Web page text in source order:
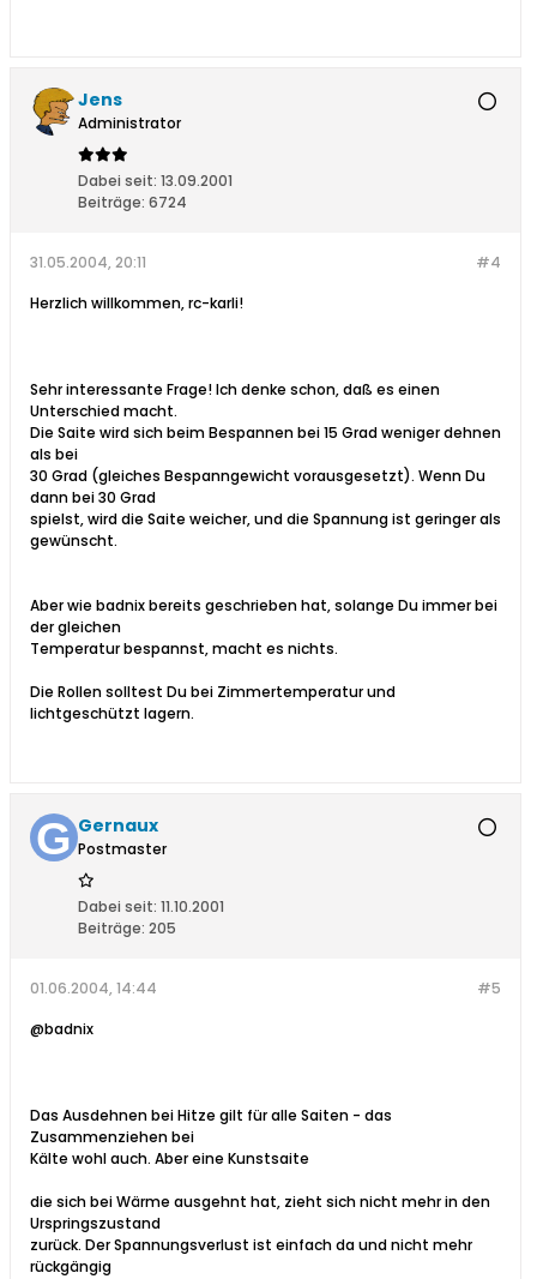
Jens
Administrator
Dabei seit: 13.09.2001
Beiträge: 6724
#4
31.05.2004, 20:11
Herzlich willkommen, rc-karli!
Sehr interessante Frage! Ich denke schon, daß es einen
Unterschied macht.
Die Saite wird sich beim Bespannen bei 15 Grad weniger dehnen
als bei
30 Grad (gleiches Bespanngewicht vorausgesetzt). Wenn Du
dann bei 30 Grad
spielst, wird die Saite weicher, und die Spannung ist geringer als
gewünscht.
Aber wie badnix bereits geschrieben hat, solange Du immer bei
der gleichen
Temperatur bespannst, macht es nichts.
Die Rollen solltest Du bei Zimmertemperatur und
lichtgeschützt lagern.
Gernaux
Postmaster
Dabei seit: 11.10.2001
Beiträge: 205
#5
01.06.2004, 14:44
@badnix
Das Ausdehnen bei Hitze gilt für alle Saiten - das
Zusammenziehen bei
Kälte wohl auch. Aber eine Kunstsaite
die sich bei Wärme ausgehnt hat, zieht sich nicht mehr in den
Urspringszustand
zurück. Der Spannungsverlust ist einfach da und nicht mehr
rückgängig